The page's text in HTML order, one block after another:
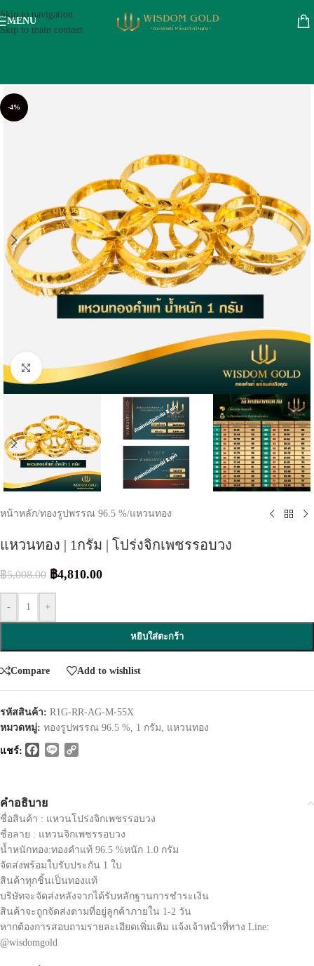
Skip to navigation
Skip to main content
MENU
-4%
Click to enlarge
หน้าหลัก/ทองรูปพรรณ 96.5 %/แหวนทอง
แหวนทอง | 1กรัม | โปร่งจิกเพชรรอบวง
฿5,008.00 ฿4,810.00
- +
หยิบใส่ตะกร้า
Compare Add to wishlist
รหัสสินค้า: R1G-RR-AG-M-55X
หมวดหมู่: ทองรูปพรรณ 96.5 %, 1 กรัม, แหวนทอง
แชร์: Facebook
Line
คำอธิบาย
ชื่อสินค้า : แหวนโปร่งจิกเพชรรอบวง
ชื่อลาย : แหวนจิกเพชรรอบวง
น้ำหนักทอง:ทองคำแท้ 96.5 %หนัก 1.0 กรัม
จัดส่งพร้อมใบรับประกัน 1 ใบ
สินค้าทุกชิ้นเป็นทองแท้
บริษัทจะจัดส่งหลังจากได้รับหลักฐานการชำระเงิน
สินค้าจะถูกจัดส่งตามที่อยู่ลูกค้าภายใน 1-2 วัน
หากต้องการสอบถามรายละเอียดเพิ่มเติม แจ้งเจ้าหน้าที่ทาง Line:
@wisdomgold